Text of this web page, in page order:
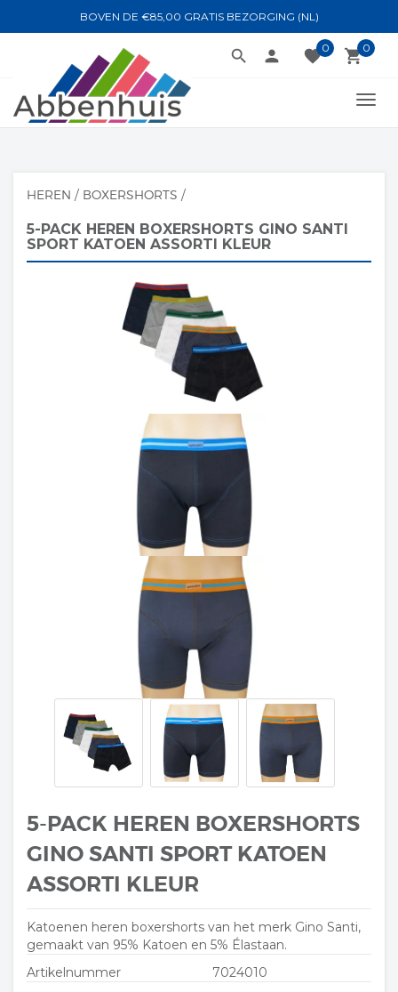
BOVEN DE €85,00 GRATIS BEZORGING (NL)
local_grocery_store0
favorite0
search person
HEREN / BOXERSHORTS /
5-PACK HEREN BOXERSHORTS GINO SANTI
SPORT KATOEN ASSORTI KLEUR
5-PACK HEREN BOXERSHORTS
GINO SANTI SPORT KATOEN
ASSORTI KLEUR
Katoenen heren boxershorts van het merk Gino Santi,
gemaakt van 95% Katoen en 5% Élastaan.
Artikelnummer
7024010